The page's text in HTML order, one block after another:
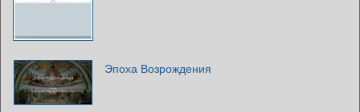
Эпоха Возрождения